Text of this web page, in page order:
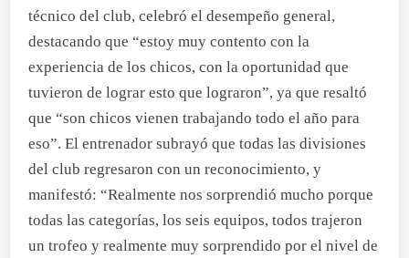
técnico del club, celebró el desempeño general,
destacando que “estoy muy contento con la
experiencia de los chicos, con la oportunidad que
tuvieron de lograr esto que lograron”, ya que resaltó
que “son chicos vienen trabajando todo el año para
eso”. El entrenador subrayó que todas las divisiones
del club regresaron con un reconocimiento, y
manifestó: “Realmente nos sorprendió mucho porque
todas las categorías, los seis equipos, todos trajeron
un trofeo y realmente muy sorprendido por el nivel de